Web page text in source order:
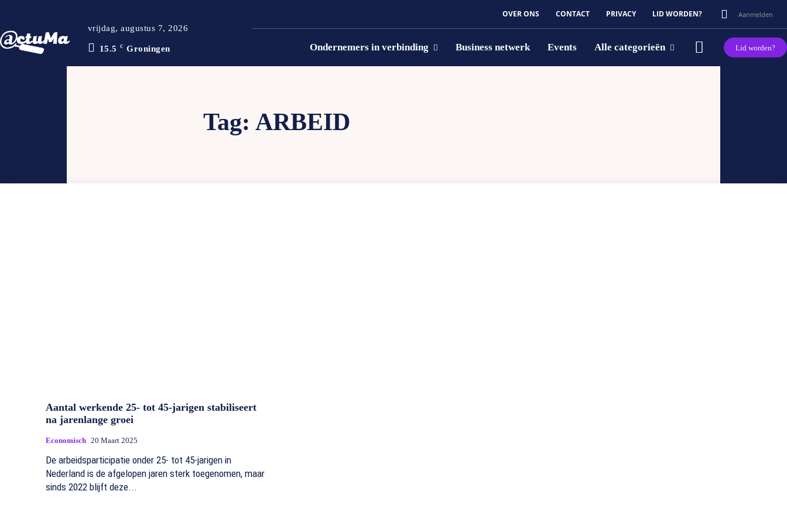
vrijdag, augustus 7, 2026
15.5 C Groningen
OVER ONS CONTACT PRIVACY LID WORDEN? Aanmelden
Ondernemers in verbinding Business netwerk Events Alle categorieën Lid worden?
Tag:ARBEID
Aantal werkende 25- tot 45-jarigen stabiliseert
na jarenlange groei
Economisch 20 Maart 2025
De arbeidsparticipatie onder 25- tot 45-jarigen in
Nederland is de afgelopen jaren sterk toegenomen, maar
sinds 2022 blijft deze...